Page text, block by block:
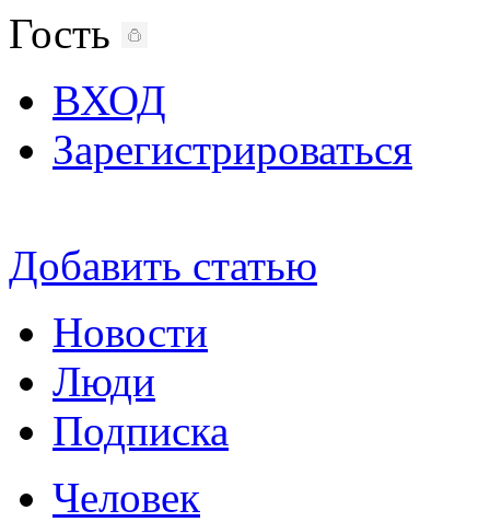
Гость
ВХОД
Зарегистрироваться
Добавить статью
Новости
Люди
Подписка
Человек